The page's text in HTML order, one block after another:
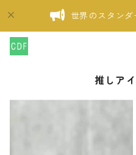
世界のスタン
推しア